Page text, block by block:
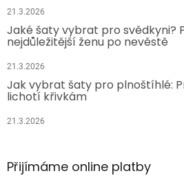
21.3.2026
Jaké šaty vybrat pro svědkyni?
nejdůležitější ženu po nevěstě
21.3.2026
Jak vybrat šaty pro plnoštíhlé:
lichotí křivkám
21.3.2026
Přijímáme online platby